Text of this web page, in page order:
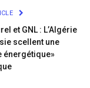
et GNL : L’Algérie
scellent une
énergétique»